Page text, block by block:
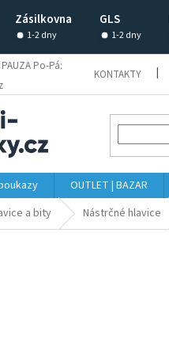
Zásilkovna GLS
1-2 dny 1-2 dny
Po-Pá:
KONTAKTY
OUTLET | BAZAR
a bity Nástrčné hlavice